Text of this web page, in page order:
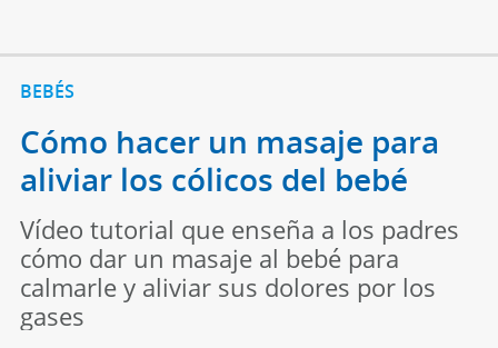
BEBÉS
Cómo hacer un masaje para
aliviar los cólicos del bebé
Vídeo tutorial que enseña a los padres
cómo dar un masaje al bebé para
calmarle y aliviar sus dolores por los
gases